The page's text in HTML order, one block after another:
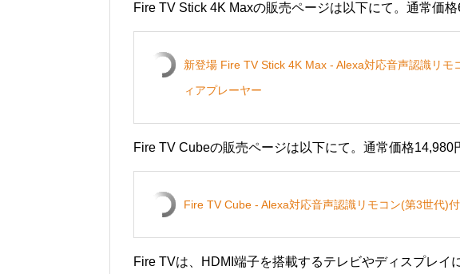
Fire TV Stick 4K Maxの販売ページは以下にて。通常価
新登場 Fire TV Stick 4K Max - Alexa対応音声認識リ
ィアプレーヤー
Fire TV Cubeの販売ページは以下にて。通常価格14,980
Fire TV Cube - Alexa対応音声認識リモコン(第3世代)
Fire TVは、HDMI端子を搭載するテレビやディスプレイ